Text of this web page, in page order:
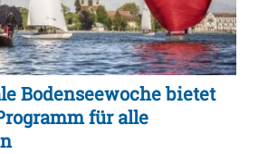
Bodenseewoche bietet
für alle